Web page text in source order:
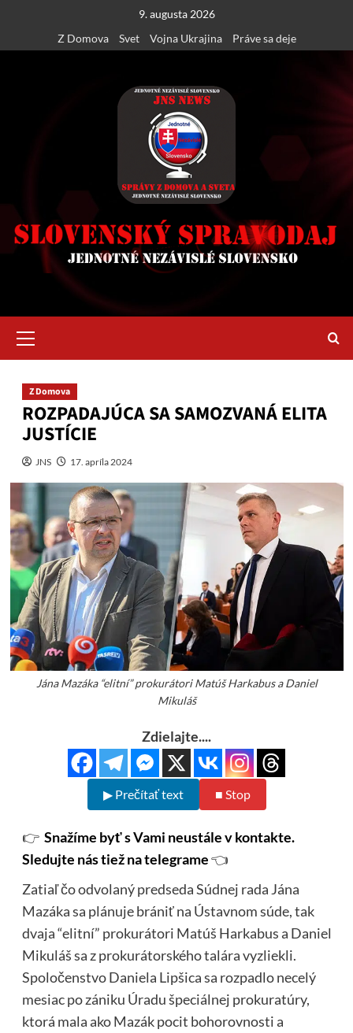
content
9. augusta 2026
Z Domova
Svet Vojna Ukrajina Práve sa deje
Menu
Z Domova
ROZPADAJÚCA SA SAMOZVANÁ ELITA
JUSTÍCIE
JNS 17. apríla 2024
Jána Mazáka “elitní” prokurátori Matúš Harkabus a Daniel
Mikuláš
Zdielajte....
▶ Prečítať text ■ Stop
👉 Snažíme byť s Vami neustále v kontakte.
Sledujte nás tiež na telegrame👈
Zatiaľ čo odvolaný predseda Súdnej rada Jána
Mazáka sa plánuje brániť na Ústavnom súde, tak
dvaja “elitní” prokurátori Matúš Harkabus a Daniel
Mikuláš sa z prokurátorského talára vyzliekli.
Spoločenstvo Daniela Lipšica sa rozpadlo necelý
mesiac po zániku Úradu špeciálnej prokuratúry,
ktorá mala ako Mazák pocit bohorovnosti a